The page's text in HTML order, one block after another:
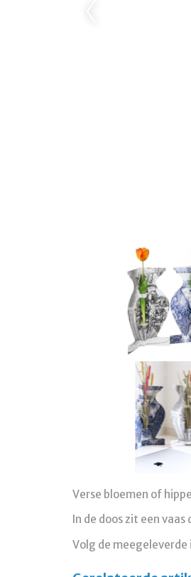
Verse bloemen of
In de doos zit een
Volg de